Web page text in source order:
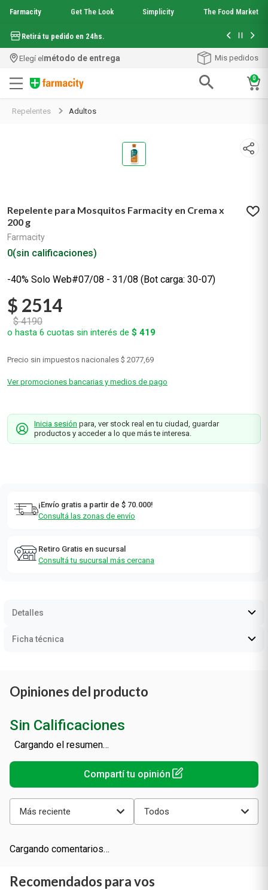
Farmacity Get The Look Simplicity The Food Market
Retirá tu pedido en 24hs. Hasta 6
Elegí elmétodo de entrega Mis pedidos
0
Repelentes Adultos
Repelente para Mosquitos Farmacity en Crema x
200 g
Farmacity
0(sin calificaciones)
-40% Solo Web#07/08 - 31/08 (Bot carga: 30-07)
$ 2514
$ 4190
o hasta 6 cuotas sin interés de $ 419
Precio sin impuestos nacionales $ 2077,69
Ver promociones bancarias y medios de pago
Inicia sesión para, ver stock real en tu ciudad, guardar
productos y acceder a lo que más te interesa.
¡Envío gratis a partir de $ 70.000!
Consultá las zonas de envío
Retiro Gratis en sucursal
Consultá tu sucursal más cercana
Detalles
Ficha técnica
Opiniones del producto
Sin Calificaciones
Cargando el resumen…
Más reciente Todos
Cargando comentarios…
Recomendados para vos
get the look
8. protector solar
9. serum elvive
10
nyx